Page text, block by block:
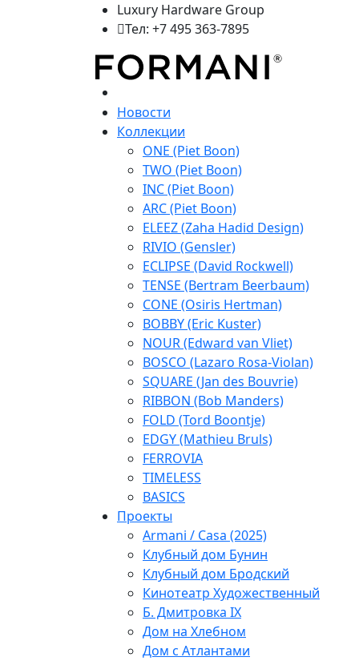
Luxury Hardware Group
Тел: +7 495 363-7895
Новости
Коллекции
ONE (Piet Boon)
TWO (Piet Boon)
INC (Piet Boon)
ARC (Piet Boon)
ELEEZ (Zaha Hadid Design)
RIVIO (Gensler)
ECLIPSE (David Rockwell)
TENSE (Bertram Beerbaum)
CONE (Osiris Hertman)
BOBBY (Eric Kuster)
NOUR (Edward van Vliet)
BOSCO (Lazaro Rosa-Violan)
SQUARE (Jan des Bouvrie)
RIBBON (Bob Manders)
FOLD (Tord Boontje)
EDGY (Mathieu Bruls)
FERROVIA
TIMELESS
BASICS
Проекты
Armani / Casa (2025)
Клубный дом Бунин
Клубный дом Бродский
Кинотеатр Художественный
Б. Дмитровка IX
Дом на Хлебном
Дом с Атлантами